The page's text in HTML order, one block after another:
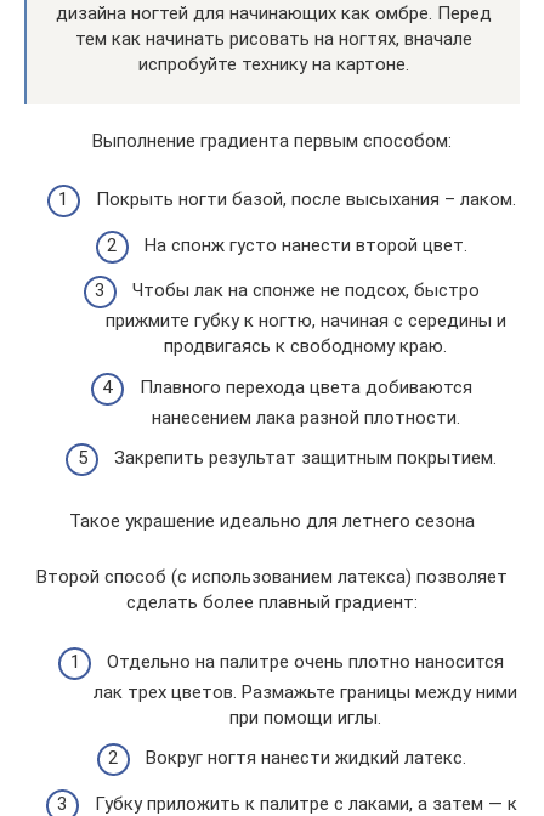
дизайна ногтей для начинающих как омбре. Перед
тем как начинать рисовать на ногтях, вначале
испробуйте технику на картоне.
Выполнение градиента первым способом:
Покрыть ногти базой, после высыхания – лаком.
На спонж густо нанести второй цвет.
Чтобы лак на спонже не подсох, быстро
прижмите губку к ногтю, начиная с середины и
продвигаясь к свободному краю.
Плавного перехода цвета добиваются
нанесением лака разной плотности.
Закрепить результат защитным покрытием.
Такое украшение идеально для летнего сезона
Второй способ (с использованием латекса) позволяет
сделать более плавный градиент:
Отдельно на палитре очень плотно наносится
лак трех цветов. Размажьте границы между ними
при помощи иглы.
Вокруг ногтя нанести жидкий латекс.
Губку приложить к палитре с лаками, а затем — к